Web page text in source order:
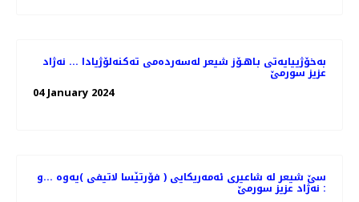
به‌خۆژییایه‌تی بـاهـۆز شیعر له‌سه‌رده‌می ته‌كنه‌لۆژیادا ... نه‌ژاد
عزیز سورمێ
04 January 2024
سێ شیعر له‌ شاعیری ئه‌مه‌ریكایی ( فۆرتێسا لاتیفی )یه‌وه‌ ...و
: نه‌ژاد عزیز سورمێ